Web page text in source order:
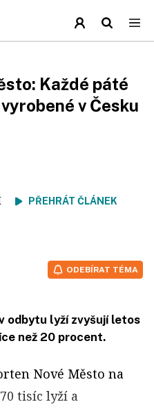
Každé páté
v Česku
PŘEHRÁT ČLÁNEK
ODEBÍRAT TÉMA
odbytu lyží zvyšují letos
než 20 procent.
Nové Město na
tisíc lyží a